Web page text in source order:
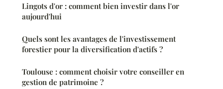
Lingots d'or : comment bien investir dans l'or
aujourd'hui
Quels sont les avantages de l'investissement
forestier pour la diversification d'actifs ?
Toulouse : comment choisir votre conseiller en
gestion de patrimoine ?